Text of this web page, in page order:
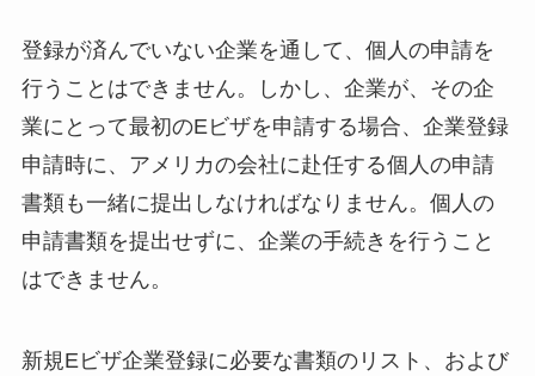
登録が済んでいない企業を通して、個人の申請を
行うことはできません。しかし、企業が、その企
業にとって最初のEビザを申請する場合、企業登録
申請時に、アメリカの会社に赴任する個人の申請
書類も一緒に提出しなければなりません。個人の
申請書類を提出せずに、企業の手続きを行うこと
はできません。
新規Eビザ企業登録に必要な書類のリスト、および